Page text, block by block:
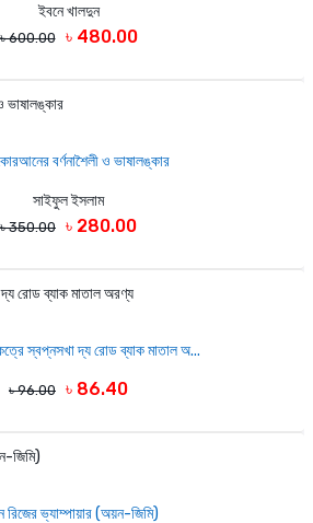
ইবনে খালদুন
৳ 600.00 ৳ 480.00
বর্ণনাশৈলী ও ভাষালঙ্কার
সাইফুল ইসলাম
৳ 350.00 ৳ 280.00
স্বপ্নসখা দ্য রোড ব্যাক মাতাল অ...
৳ 96.00 ৳ 86.40
রিজের ভ্যাম্পায়ার (অয়ন-জিমি)